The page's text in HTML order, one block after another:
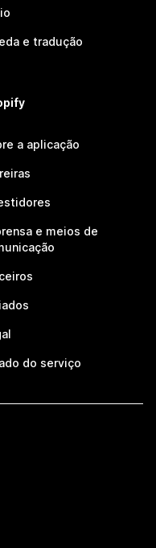
e tradução
a aplicação
e meios de
do serviço